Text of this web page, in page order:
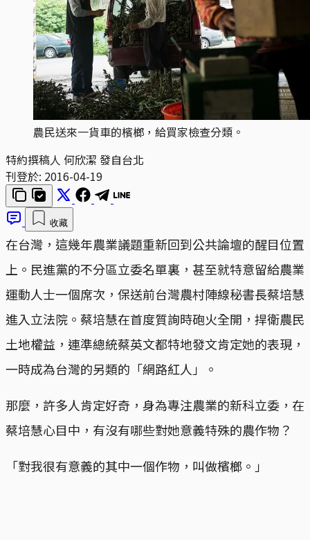
農民送來一貨車的檳榔，給買家檢查分類。
特約撰稿人 何欣潔 發自台北
刊登於: 2016-04-19
收藏
在台灣，這幾年農業議題重新回到公共論壇的醒目位置
上。民進黨的不分區立委名單裏，甚至就特意留給農業
運動人士一個席次，保送前台灣農村陣線秘書長蔡培慧
進入立法院。蔡培慧在首度質詢時砲火全開，捍衛農民
土地權益，連準總統蔡英文都特地發文肯定她的表現，
一時成為台灣的另類的「網路紅人」。
那麼，許多人肯定好奇，身為專注農業的新科立委，在
蔡培慧心目中，有沒有哪些對她意義特殊的農作物？
「對我很有意義的其中一個作物，叫做檳榔。」